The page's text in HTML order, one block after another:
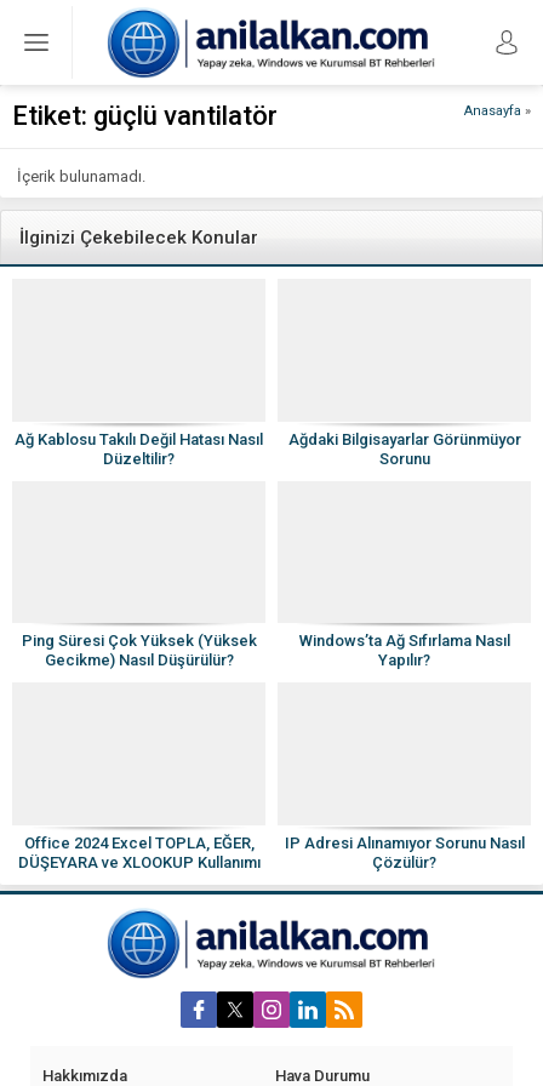
Anasayfa »
Etiket: güçlü vantilatör
İçerik bulunamadı.
İlginizi Çekebilecek Konular
Ağ Kablosu Takılı Değil Hatası Nasıl
Düzeltilir?
Ağdaki Bilgisayarlar Görünmüyor
Sorunu
Ping Süresi Çok Yüksek (Yüksek
Gecikme) Nasıl Düşürülür?
Windows’ta Ağ Sıfırlama Nasıl
Yapılır?
Office 2024 Excel TOPLA, EĞER,
DÜŞEYARA ve XLOOKUP Kullanımı
IP Adresi Alınamıyor Sorunu Nasıl
Çözülür?
Hakkımızda Hava Durumu